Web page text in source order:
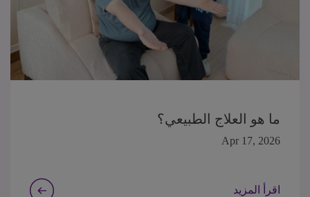
ما هو العلاج الطبيعي؟
Apr 17, 2026
اقرأ المزيد